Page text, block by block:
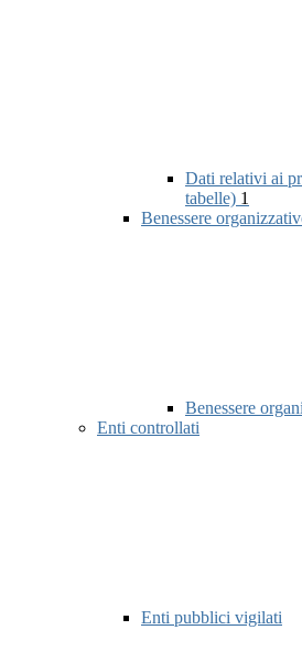
Dati relativi ai
tabelle) 1
Benessere
Benessere
Enti controllati
Enti pubblici vigilati